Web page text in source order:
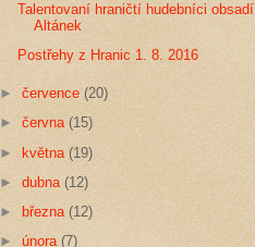
Talentovaní hraničtí hudebníci obsadí
Altánek
Postřehy z Hranic 1. 8. 2016
►července(20)
►června(15)
►května (19)
►dubna(12)
►
března(12)
►února (7)